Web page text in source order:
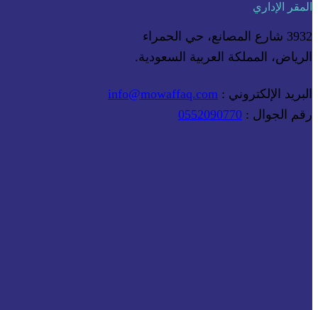
المقر الإداري
3932 شارع المصانع، حي الحمراء
الرياض، المملكة العربية السعودية.
البريد الإلكتروني : info@mowaffaq.com
رقم الجوال : 0552090770